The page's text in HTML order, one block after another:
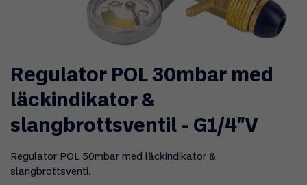
Regulator POL 30mbar med
läckindikator &
slangbrottsventil - G1/4"V
Regulator POL 50mbar med läckindikator &
slangbrottsventi.